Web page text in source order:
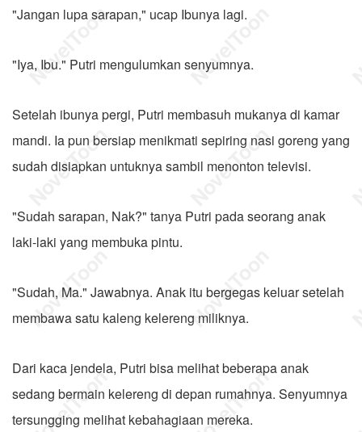
"Jangan lupa sarapan," ucap Ibunya lagi.
"Iya, Ibu." Putri mengulumkan senyumnya.
Setelah ibunya pergi, Putri membasuh mukanya di kamar
mandi. Ia pun bersiap menikmati sepiring nasi goreng yang
sudah disiapkan untuknya sambil menonton televisi.
"Sudah sarapan, Nak?" tanya Putri pada seorang anak
laki-laki yang membuka pintu.
"Sudah, Ma." Jawabnya. Anak itu bergegas keluar setelah
membawa satu kaleng kelereng miliknya.
Dari kaca jendela, Putri bisa melihat beberapa anak
sedang bermain kelereng di depan rumahnya. Senyumnya
tersungging melihat kebahagiaan mereka.